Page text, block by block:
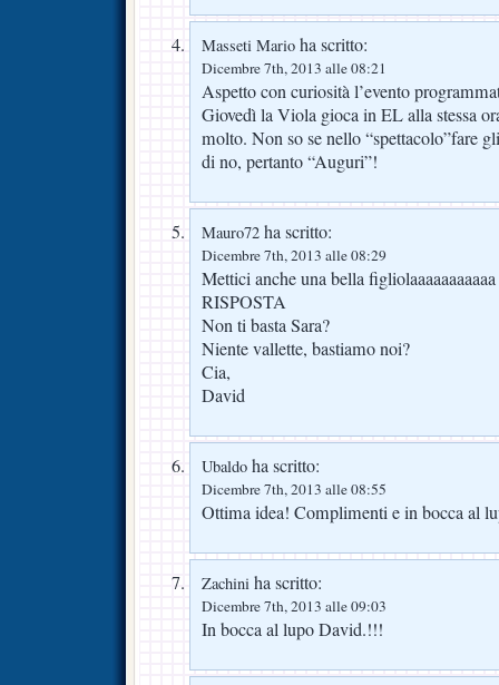
Masseti Mario ha scritto:
Dicembre 7th, 2013 alle 08:21
Aspetto con curiosità l’evento
Giovedì la Viola gioca in EL alla stessa
molto. Non so se nello “spettacolo”fare
di no, pertanto “Auguri”!
Mauro72 ha scritto:
Dicembre 7th, 2013 alle 08:29
Mettici anche una bella figliolaaaaaaaaaaa
RISPOSTA
Non ti basta Sara?
Niente vallette, bastiamo noi?
Cia,
David
Ubaldo ha scritto:
Dicembre 7th, 2013 alle 08:55
Ottima idea! Complimenti e in bocca al
Zachini ha scritto:
Dicembre 7th, 2013 alle 09:03
In bocca al lupo David.!!!